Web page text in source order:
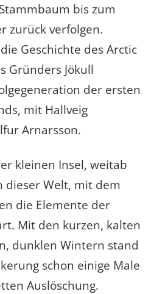
bis zum
zurück verfolgen.
Geschichte des Arctic
Gründers Jökull
der ersten
mit Hallveig
Arnarsson.
kleinen Insel, weitab
dieser Welt, mit dem
die Elemente der
Mit den kurzen, kalten
dunklen Wintern stand
schon einige Male
Auslöschung.